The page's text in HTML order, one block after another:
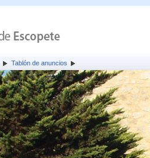
Tablón de anuncios